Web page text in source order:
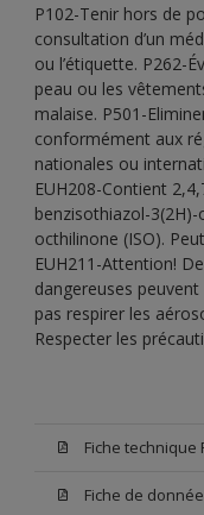
P102-Tenir hors de
consultation d’un
ou l’étiquette. P262-
peau ou les
malaise. P501-
conformément aux
nationales ou
EUH208-Contient
benzisothiazol-
octhilinone (ISO).
EUH211-Attention!
dangereuses
pas respirer les
Respecter les
Fiche technique